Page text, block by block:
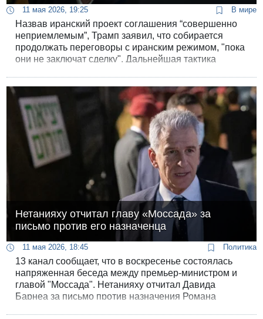
11 мая 2026, 19:25 В мире
Назвав иранский проект соглашения “совершенно
неприемлемым”, Трамп заявил, что собирается
продолжать переговоры с иранским режимом, "пока
они не заключат сделку". Дальнейшая тактика
Нетанияху отчитал главу «Моссада» за
письмо против его назначенца
11 мая 2026, 18:45 Политика
13 канал сообщает, что в воскресенье состоялась
напряженная беседа между премьер-министром и
главой "Моссада". Нетанияху отчитал Давида
Барнеа за письмо против назначения Романа